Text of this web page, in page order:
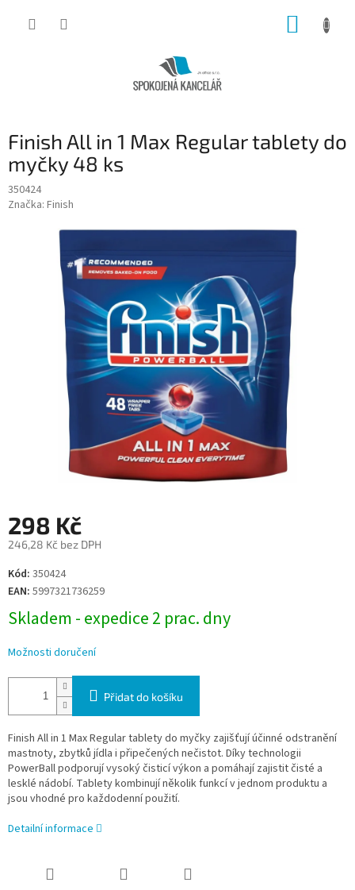
Finish All in 1 Max Regular tablety do
myčky 48 ks
350424
Značka: Finish
298 Kč
246,28 Kč bez DPH
Měrná
cena:
Kód: 350424
EAN: 5997321736259
Skladem - expedice 2 prac. dny
Možnosti doručení
Přidat do košíku
Finish All in 1 Max Regular tablety do myčky zajišťují účinné odstranění
mastnoty, zbytků jídla i připečených nečistot. Díky technologii
PowerBall podporují vysoký čisticí výkon a pomáhají zajistit čisté a
lesklé nádobí. Tablety kombinují několik funkcí v jednom produktu a
jsou vhodné pro každodenní použití.
Detailní informace